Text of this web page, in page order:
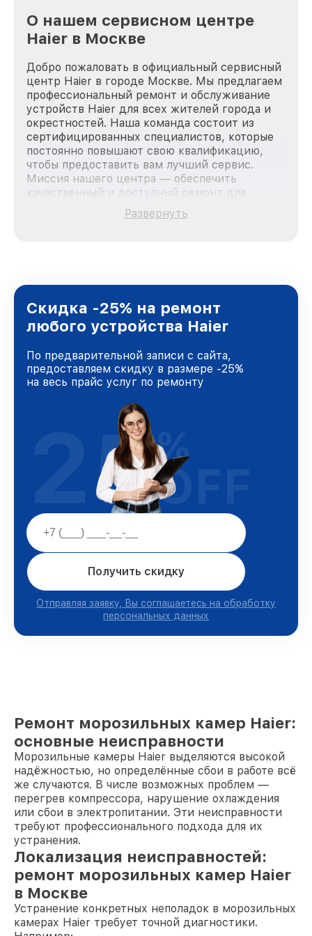
О нашем сервисном центре
Haier в Москве
Добро пожаловать в официальный сервисный
центр Haier в городе Москве. Мы предлагаем
профессиональный ремонт и обслуживание
устройств Haier для всех жителей города и
окрестностей. Наша команда состоит из
сертифицированных специалистов, которые
постоянно повышают свою квалификацию,
чтобы предоставить вам лучший сервис.
Миссия нашего центра — обеспечить
качественный и доступный ремонт для
каждого пользователя продукции Haier, вне
зависимости от сложности поломки. Мы
и лояльности наших клиентов.
Развернуть
Скидка -25% на ремонт
любого устройства Haier
По предварительной записи с сайта,
предоставляем скидку в размере -25%
на весь прайс услуг по ремонту
Получить скидку
Отправляя заявку, Вы соглашаетесь на обработку
персональных данных
25%
OFF
Ремонт морозильных камер Haier:
основные неисправности
Морозильные камеры Haier выделяются высокой
надёжностью, но определённые сбои в работе всё
же случаются. В числе возможных проблем —
перегрев компрессора, нарушение охлаждения
или сбои в электропитании. Эти неисправности
требуют профессионального подхода для их
устранения.
Локализация неисправностей:
ремонт морозильных камер Haier
в Москве
Устранение конкретных неполадок в морозильных
камерах Haier требует точной диагностики.